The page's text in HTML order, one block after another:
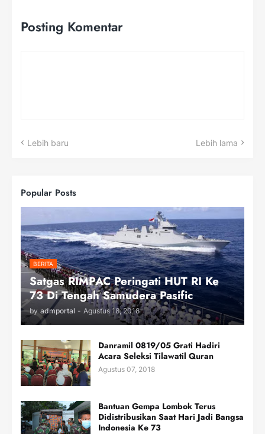
Posting Komentar
Lebih baru Lebih lama
Popular Posts
BERITA
Satgas RIMPAC Peringati HUT RI Ke
73 Di Tengah Samudera Pasific
by admportal - Agustus 18, 2018
Danramil 0819/05 Grati Hadiri
Acara Seleksi Tilawatil Quran
Agustus 07, 2018
Bantuan Gempa Lombok Terus
Didistribusikan Saat Hari Jadi Bangsa
Indonesia Ke 73